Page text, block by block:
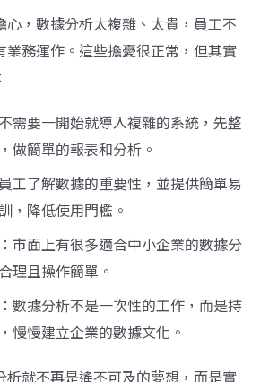
心，數據分析太複雜、太貴，員工不
業務運作。這些擔憂很正常，但其實
不需要一開始就導入複雜的系統，先整
做簡單的報表和分析。
工了解數據的重要性，並提供簡單易
，降低使用門檻。
：市面上有很多適合中小企業的數據分
理且操作簡單。
：數據分析不是一次性的工作，而是持
慢慢建立企業的數據文化。
析就不再是遙不可及的夢想，而是實